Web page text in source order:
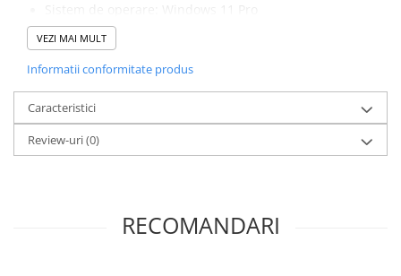
Sisteme server
Stabilizatoare de tensiune
Periferice
Periferice PC
Hard Disk-uri & SSD-uri externe
Garantie 24 luni
VEZI MAI MULT
Informatii conformitate produs
Caracteristici
Review-uri(0)
RECOMANDARI